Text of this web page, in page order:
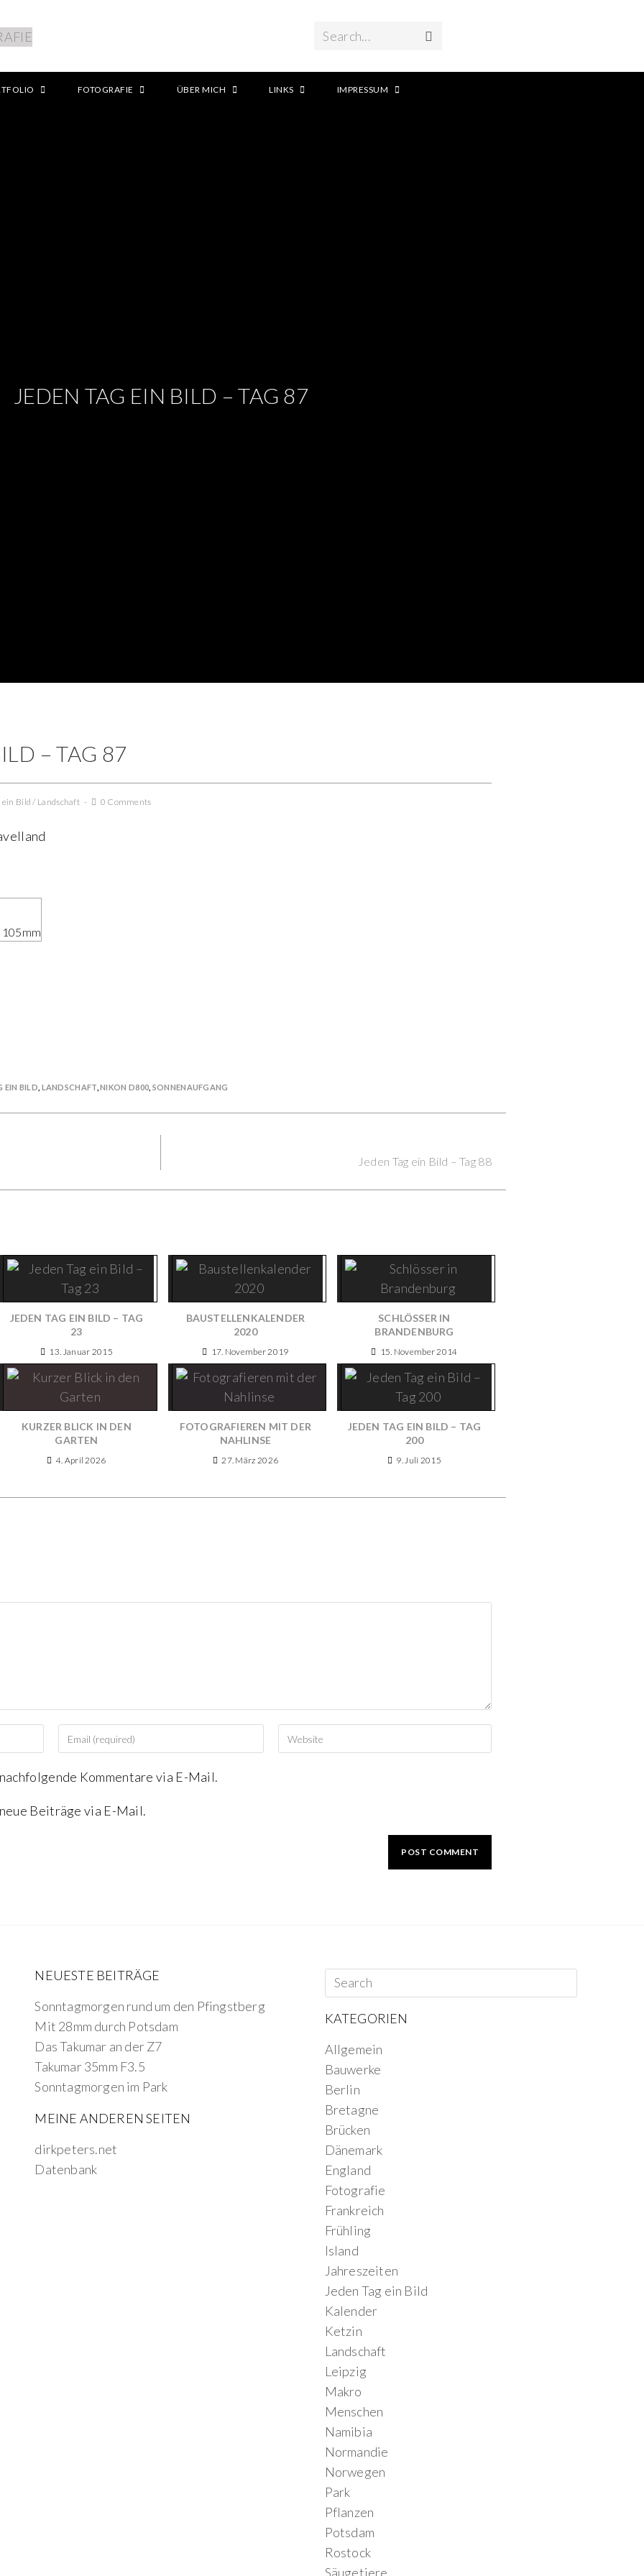
Search...
FOTOGRAFIE ÜBER MICH LINKS IMPRESSUM
JEDEN TAG EIN BILD – TAG 87
– TAG 87
ein Bild/ Landschaft 0 Comments
EIN BILD LANDSCHAFT ,NIKON D800 SONNENAUFGANG
Jeden Tag ein Bild – Tag 88
JEDEN TAG EIN BILD – TAG
23
13. Januar 2015
BAUSTELLENKALENDER
2020
17. November 2019
SCHLÖSSER IN
BRANDENBURG
15. November 2014
KURZER BLICK IN DEN
GARTEN
4. April 2026
FOTOGRAFIEREN MIT DER
NAHLINSE
27. März 2026
JEDEN TAG EIN BILD – TAG
200
9. Juli 2015
Kommentare via E-Mail.
Beiträge via E-Mail.
NEUESTE BEITRÄGE
Sonntagmorgen rund um den Pfingstberg
Mit 28mm durch Potsdam
Das Takumar an der Z7
Takumar 35mm F3.5
Sonntagmorgen im Park
MEINE ANDEREN SEITEN
dirkpeters.net
Datenbank
KATEGORIEN
Allgemein
Bauwerke
Berlin
Bretagne
Brücken
Dänemark
England
Fotografie
Frankreich
Frühling
Island
Jahreszeiten
Jeden Tag ein Bild
Kalender
Ketzin
Landschaft
Leipzig
Makro
Menschen
Namibia
Normandie
Norwegen
Park
Pflanzen
Potsdam
Rostock
Säugetiere